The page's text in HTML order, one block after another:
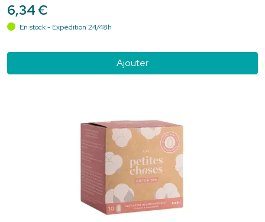
6,34€
En stock - Expédition 24/48h
Ajouter